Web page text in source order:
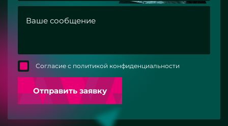
Согласие с политикой конфиденциальности
Отправить заявку